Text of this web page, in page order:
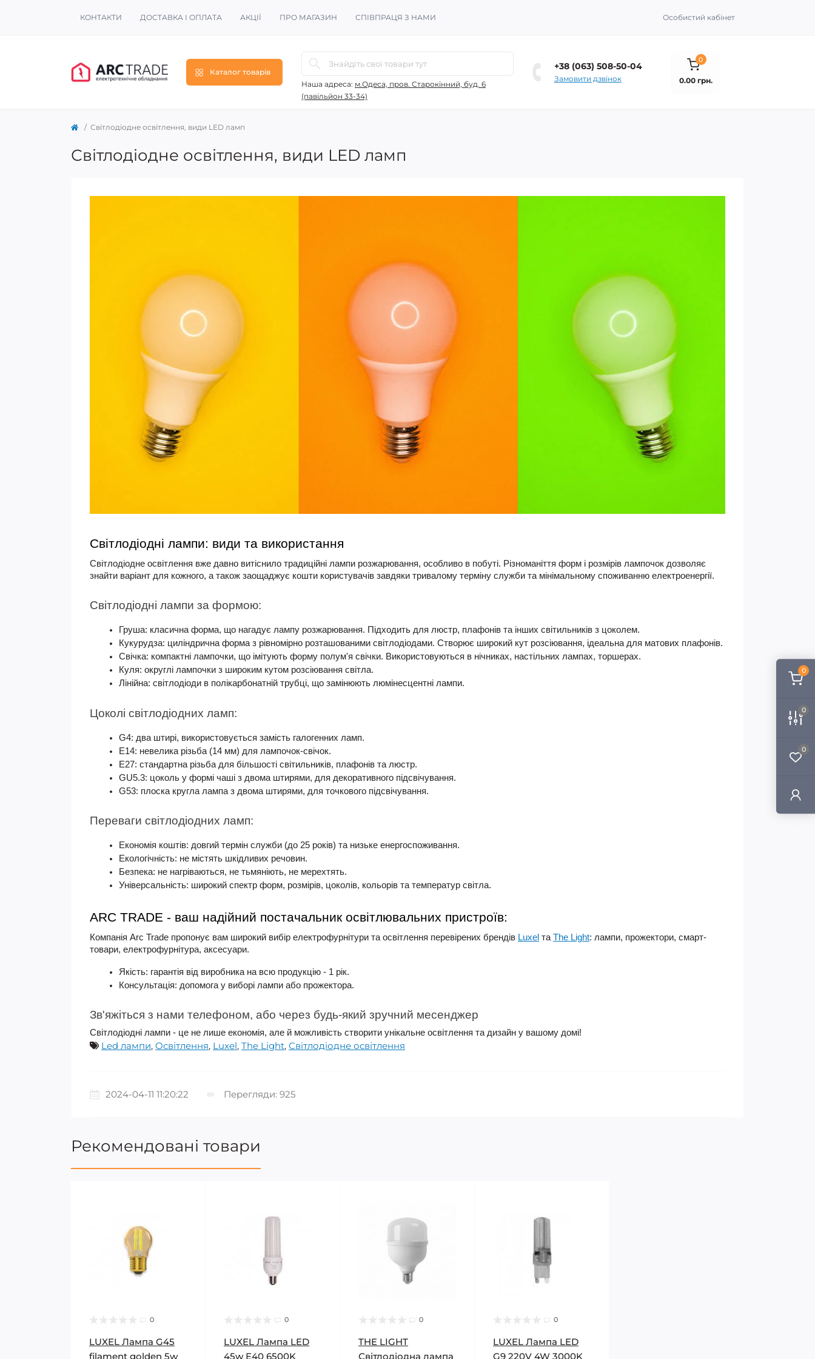
0
0
0
КОНТАКТИ ДОСТАВКА І ОПЛАТА АКЦІЇ ПРО МАГАЗИН СПІВПРАЦЯ З НАМИ Особистий кабінет
Каталог товарів
Наша адреса: м.Одеса, пров. Старокінний, буд. 6
(павільйон 33-34)
+38 (063) 508-50-04
Замовити дзвінок
0
0.00 грн.
Світлодіодне освітлення, види LED ламп
Світлодіодне освітлення, види LED ламп
Світлодіодні лампи: види та використання
Світлодіодне освітлення вже давно витіснило традиційні лампи розжарювання, особливо в побуті. Різноманіття форм і розмірів лампочок дозволяє
знайти варіант для кожного, а також заощаджує кошти користувачів завдяки тривалому терміну служби та мінімальному споживанню електроенергії.
Світлодіодні лампи за формою:
Груша: класична форма, що нагадує лампу розжарювання. Підходить для люстр, плафонів та інших світильників з цоколем.
Кукурудза: циліндрична форма з рівномірно розташованими світлодіодами. Створює широкий кут розсіювання, ідеальна для матових плафонів.
Свічка: компактні лампочки, що імітують форму полум'я свічки. Використовуються в нічниках, настільних лампах, торшерах.
Куля: округлі лампочки з широким кутом розсіювання світла.
Лінійна: світлодіоди в полікарбонатній трубці, що замінюють люмінесцентні лампи.
Цоколі світлодіодних ламп:
G4: два штирі, використовується замість галогенних ламп.
E14: невелика різьба (14 мм) для лампочок-свічок.
E27: стандартна різьба для більшості світильників, плафонів та люстр.
GU5.3: цоколь у формі чаші з двома штирями, для декоративного підсвічування.
G53: плоска кругла лампа з двома штирями, для точкового підсвічування.
Переваги світлодіодних ламп:
Економія коштів: довгий термін служби (до 25 років) та низьке енергоспоживання.
Екологічність: не містять шкідливих речовин.
Безпека: не нагріваються, не тьмяніють, не мерехтять.
Універсальність: широкий спектр форм, розмірів, цоколів, кольорів та температур світла.
ARC TRADE - ваш надійний постачальник освітлювальних пристроїв:
Компанія Arc Trade пропонує вам широкий вибір електрофурнітури та освітлення перевірених брендів Luxel та The Light: лампи, прожектори, смарт-
товари, електрофурнітура, аксесуари.
Якість: гарантія від виробника на всю продукцію - 1 рік.
Консультація: допомога у виборі лампи або прожектора.
Зв'яжіться з нами телефоном, або через будь-який зручний месенджер
Світлодіодні лампи - це не лише економія, але й можливість створити унікальне освітлення та дизайн у вашому домі!
Led лампи, Освітлення, Luxel, The Light, Світлодіодне освітлення
2024-04-11 11:20:22 Перегляди: 925
Рекомендовані товари
0
LUXEL Лампа G45
filament golden 5w
0
LUXEL Лампа LED
45w E40 6500K
0
THE LIGHT
Світлодіодна лампа
0
LUXEL Лампа LED
G9 220V 4W 3000K